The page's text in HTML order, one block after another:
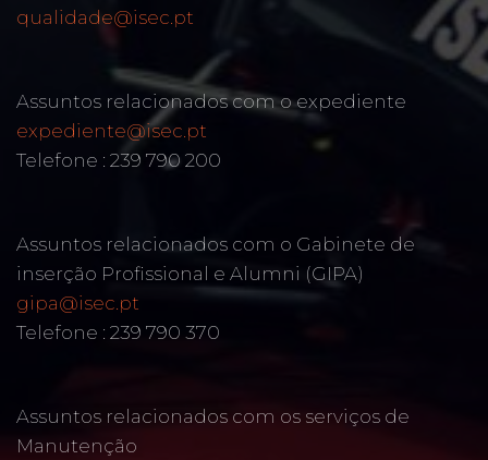
qualidade@isec.pt
Assuntos relacionados com o expediente
expediente@isec.pt
Telefone : 239 790 200
Assuntos relacionados com o Gabinete de
inserção Profissional e Alumni (GIPA)
gipa@isec.pt
Telefone : 239 790 370
Assuntos relacionados com os serviços de
Manutenção